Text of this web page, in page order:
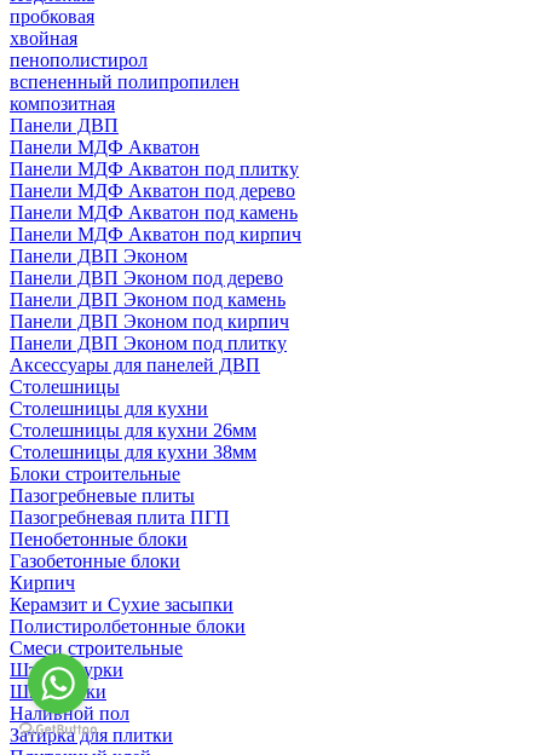
пробковая
хвойная
пенополистирол
вспененный полипропилен
композитная
Панели ДВП
Панели МДФ Акватон
Панели МДФ Акватон под плитку
Панели МДФ Акватон под дерево
Панели МДФ Акватон под камень
Панели МДФ Акватон под кирпич
Панели ДВП Эконом
Панели ДВП Эконом под дерево
Панели ДВП Эконом под камень
Панели ДВП Эконом под кирпич
Панели ДВП Эконом под плитку
Аксессуары для панелей ДВП
Столешницы
Столешницы для кухни
Столешницы для кухни 26мм
Столешницы для кухни 38мм
Блоки строительные
Пазогребневые плиты
Пазогребневая плита ПГП
Пенобетонные блоки
Газобетонные блоки
Кирпич
Керамзит и Сухие засыпки
Полистиролбетонные блоки
Смеси строительные
Штукартурки
Шпаклевки
Наливной пол
Затирка для плитки